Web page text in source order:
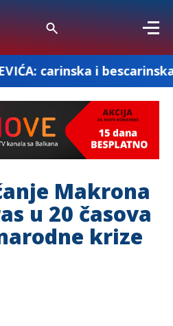
i bescarinska roba
Makrona
u 20 časova
krize